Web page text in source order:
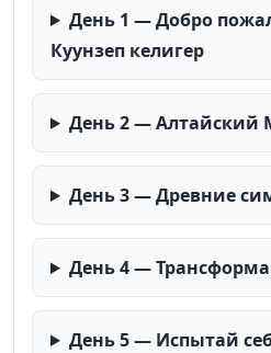
День 1 — Добро
Куунзеп келигер
День 2 — Алтайский
День 3 — Древние
День 4 —
День 5 — Испытай